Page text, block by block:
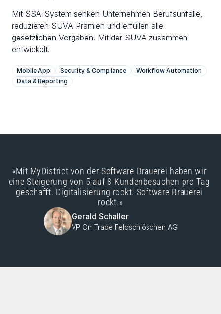
Mit SSA-System senken Unternehmen Berufsunfälle,
reduzieren SUVA-Prämien und erfüllen alle
gesetzlichen Vorgaben. Mit der SUVA zusammen
entwickelt.
Mobile App Security & Compliance
Workflow Automation
Data & Reporting
«Mit MyDistrict von der Software Brauerei haben wir
eine Steigerung von 5 auf 8 Kundenbesuchen pro Tag
geschafft. Digitalisierung rockt. Software Brauerei
rockt.»
Gerald Schaller
VP On Trade Feldschlöschen AG